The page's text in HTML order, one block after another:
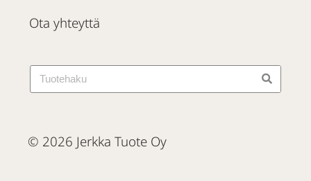
Ota yhteyttä
© 2026 Jerkka Tuote Oy